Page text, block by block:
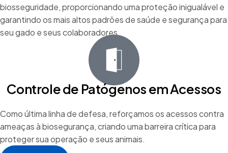
biosseguridade, proporcionando uma proteção inigualável e
garantindo os mais altos padrões de saúde e segurança para
seu gado e seus colaboradores.
Controle de Patógenos em Acessos
Como última linha de defesa, reforçamos os acessos contra
ameaças à biosegurança, criando uma barreira crítica para
proteger sua operação e seus animais.